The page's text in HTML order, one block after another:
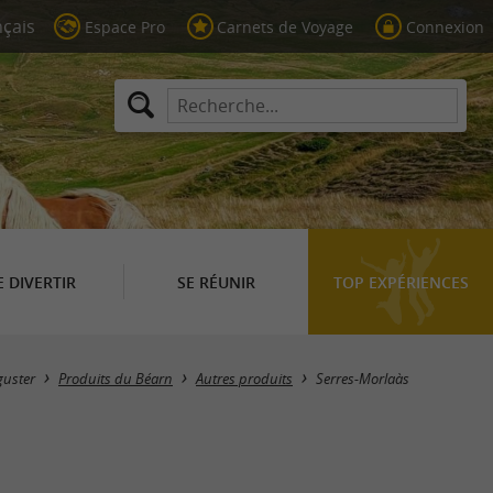
Espace Pro Carnets de Voyage Connexion
DIVERTIR SE RÉUNIR TOP EXPÉRIENCES
Masquer la carte
Produits du Béarn Autres produits Serres-Morlaàs